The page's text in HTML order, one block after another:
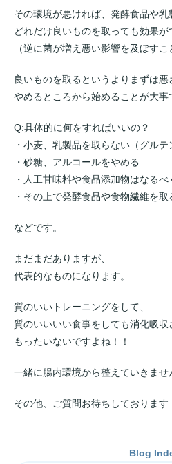
その環境が悪ければ、発酵食品や
どれだけ良いものを取っても効果が
（逆に菌が増え悪い影響を及ぼすこ
良いものを取るというよりまずは悪
やめるところから始めることが大事
Q:具体的に何をすればいいの？
・小麦、乳製品を取らない（グルテ
・砂糖、アルコールをやめる
・人工甘味料や食品添加物はなるべ
・その上で発酵食品や食物繊維を取
などです。
まだまだありますが、
代表的なものになります。
質のいいトレーニングをして、
質のいいいい食事をしても消化吸収
もったいないですよね！！
一緒に腸内環境から整えていきませ
その他、ご質問お待ちしております
Blog